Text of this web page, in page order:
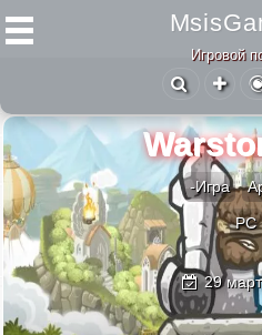
Игровой
-Игра
PC
29